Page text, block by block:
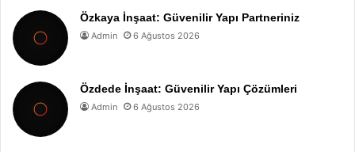
Özkaya İnşaat: Güvenilir Yapı Partneriniz
Admin 6 Ağustos 2026
Özdede İnşaat: Güvenilir Yapı Çözümleri
Admin 6 Ağustos 2026